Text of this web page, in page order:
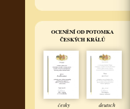
OCENĚNÍ OD POTOMKA
ČESKÝCH KRÁLŮ
česky deutsch